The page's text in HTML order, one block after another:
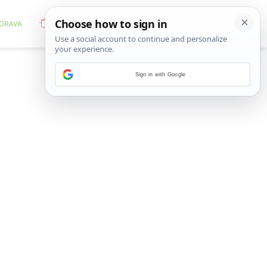
Sign in with Google